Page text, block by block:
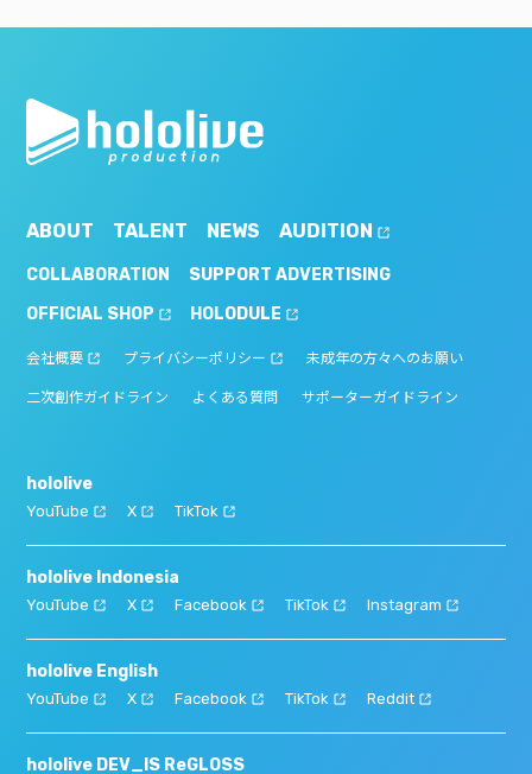
ABOUT TALENT NEWS AUDITION
COLLABORATION
SUPPORT ADVERTISING
OFFICIAL SHOP
HOLODULE
会社概要 プライバシーポリシー 未成年の方々へのお願い
二次創作ガイドライン よくある質問 サポーターガイドライン
hololive
YouTube X TikTok
hololive Indonesia
YouTube X Facebook TikTok Instagram
hololive English
YouTube X Facebook TikTok Reddit
hololive DEV_IS ReGLOSS